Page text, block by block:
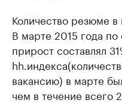
Количество резюме в
В марте 2015 года
прирост составлял
вакансию) в марте
чем в течение всего